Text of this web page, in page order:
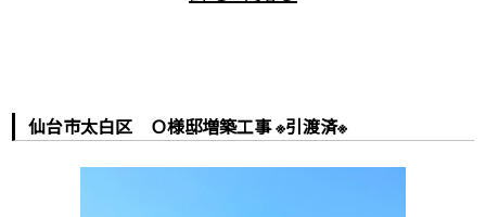
仙台市太白区 Ｏ様邸増築工事 ※引渡済※